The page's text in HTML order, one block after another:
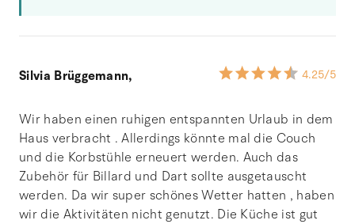
Silvia Brüggemann, 4.25/5
Wir haben einen ruhigen entspannten Urlaub in dem
Haus verbracht . Allerdings könnte mal die Couch
und die Korbstühle erneuert werden. Auch das
Zubehör für Billard und Dart sollte ausgetauscht
werden. Da wir super schönes Wetter hatten , haben
wir die Aktivitäten nicht genutzt. Die Küche ist gut